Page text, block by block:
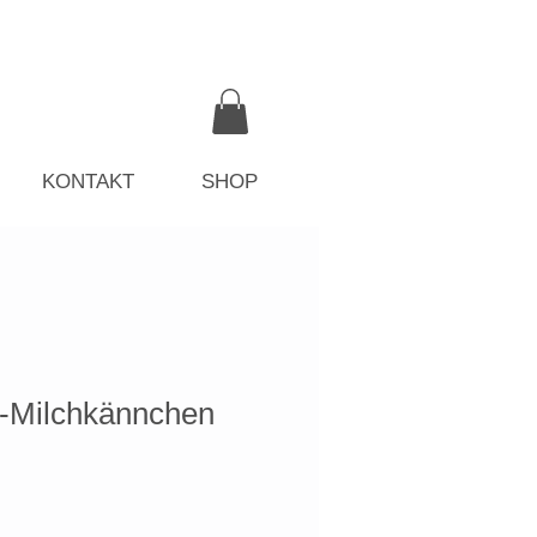
KONTAKT SHOP